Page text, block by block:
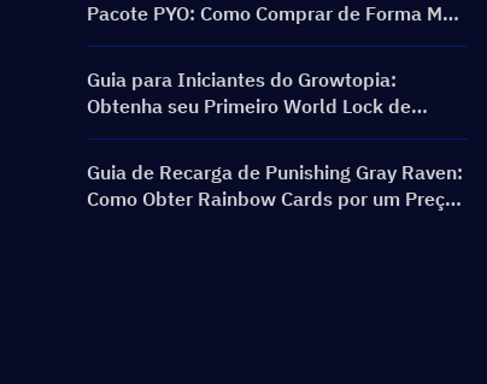
Pacote PYO: Como Comprar de Forma Mais
Inteligente na Atualização da Loja da
Temporada 9.5
Guia para Iniciantes do Growtopia:
Obtenha seu Primeiro World Lock de
Forma Rápida e Segura
Guia de Recarga de Punishing Gray Raven:
Como Obter Rainbow Cards por um Preço